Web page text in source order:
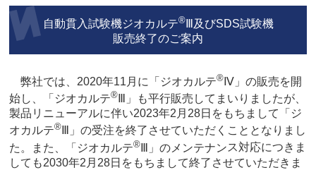
自動貫入試験機ジオカルテ®Ⅲ及びSDS試験機
販売終了のご案内
弊社では、2020年11月に「ジオカルテ® Ⅳ」の販売を開
始し、「ジオカルテ® Ⅲ」も平行販売してまいりましたが、
製品リニューアルに伴い2023年2月28日をもちまして「ジ
オカルテ® Ⅲ」の受注を終了させていただくこととなりまし
た。また、「ジオカルテ® Ⅲ」のメンテナンス対応につきま
しても2030年2月28日をもちまして終了させていただきま